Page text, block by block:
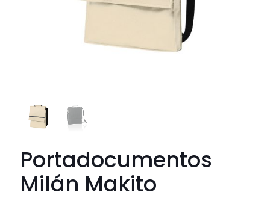
Portadocumentos
Milán Makito